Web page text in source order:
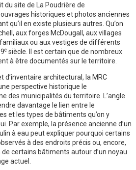
du site de La Poudrière de
historiques et photos anciennes
qu’il en existe plusieurs autres. Qu’on
aux forges McDougall, aux villages
ou aux vestiges de différents
esiècle. Il est certain que de nombreux
à être documentés sur le territoire.
d’inventaire architectural, la MRC
perspective historique le
des municipalités du territoire. L’angle
davantage le lien entre le
et les types de bâtiments qu’on y
Par exemple, la présence ancienne d’un
à eau peut expliquer pourquoi certains
à des endroits précis ou, encore,
certains bâtiments autour d’un noyau
actuel.